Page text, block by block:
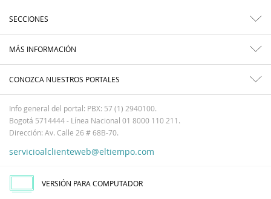
SECCIONES
MÁS INFORMACIÓN
CONOZCA NUESTROS PORTALES
Info general del portal: PBX: 57 (1) 2940100.
Bogotá 5714444 - Línea Nacional 01 8000 110 211.
Dirección: Av. Calle 26 # 68B-70.
servicioalclienteweb@eltiempo.com
VERSIÓN PARA COMPUTADOR